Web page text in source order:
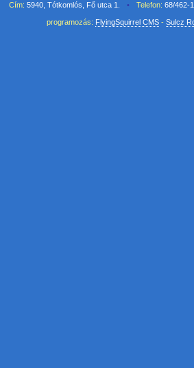
Cím: 5940, Tótkomlós, Fő utca 1. • Telefon: 68/462-
programozás: FlyingSquirrel CMS- Sulcz